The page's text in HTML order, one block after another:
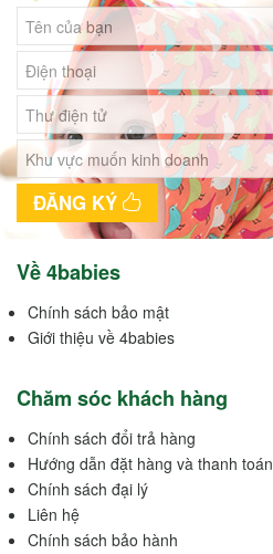
ĐĂNG KÝ
Về 4babies
Chính sách bảo mật
Giới thiệu về 4babies
Chăm sóc khách hàng
Chính sách đổi trả hàng
Hướng dẫn đặt hàng và thanh toán
Chính sách đại lý
Liên hệ
Chính sách bảo hành